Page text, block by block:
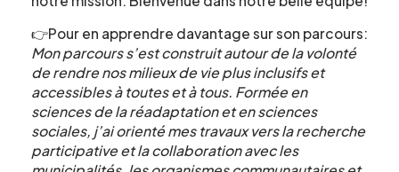
👉Pour en apprendre davantage sur son parcours:
Mon parcours s’est construit autour de la volonté
de rendre nos milieux de vie plus inclusifs et
accessibles à toutes et à tous. Formée en
sciences de la réadaptation et en sciences
sociales, j’ai orienté mes travaux vers la recherche
participative et la collaboration avec les
Formulaire
d'intérêt
Le CCEG et ses partenaires sont
régulièrement à la recherche de gens pour